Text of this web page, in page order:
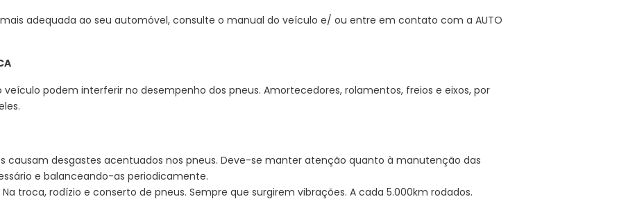
adequada ao seu automóvel, consulte o manual do veículo e/ ou entre em contato com a AUTO
podem interferir no desempenho dos pneus. Amortecedores, rolamentos, freios e eixos, por
causam desgastes acentuados nos pneus. Deve-se manter atenção quanto à manutenção das
e balanceando-as periodicamente.
troca, rodízio e conserto de pneus. Sempre que surgirem vibrações. A cada 5.000km rodados.